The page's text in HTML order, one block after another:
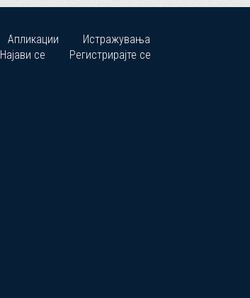
Апликации
Истражувања
Најави се Регистрирајте се